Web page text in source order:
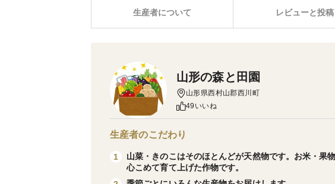
レビューと投稿
生産者について
山形の森と田園
山形県西村山郡西川町
49いいね
生産者のこだわり
1
山菜・きのこはそのほとんどが天然物です。お米・果
心こめて育て上げた作物です。